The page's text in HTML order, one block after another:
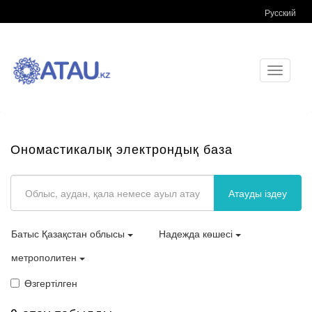
Русский
Toggle
Ономастикалық электрондық база
Атауды іздеу
Батыс Қазақстан облысы
Надежда көшесі
метрополитен
Өзгертілген